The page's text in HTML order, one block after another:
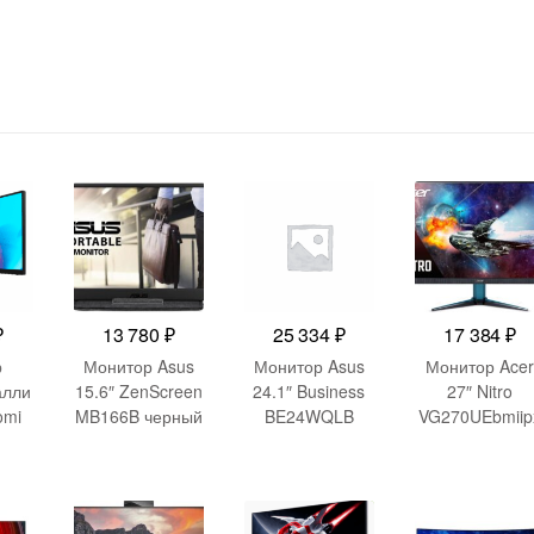
13 780 ₽
Монитор Asus
15.6″ ZenScreen
MB166B черный
178гр/178гр
25 334₽
Монитор Asus
24.1″ Business
BE24WQLB
Piv 300cd
17 384₽
Монитор Acer
27″ Nitro
-5 501₽